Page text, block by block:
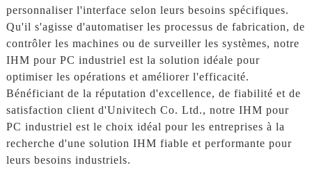
personnaliser l'interface selon leurs besoins spécifiques.
Qu'il s'agisse d'automatiser les processus de fabrication, de
contrôler les machines ou de surveiller les systèmes, notre
IHM pour PC industriel est la solution idéale pour
optimiser les opérations et améliorer l'efficacité.
Bénéficiant de la réputation d'excellence, de fiabilité et de
satisfaction client d'Univitech Co. Ltd., notre IHM pour
PC industriel est le choix idéal pour les entreprises à la
recherche d'une solution IHM fiable et performante pour
leurs besoins industriels.